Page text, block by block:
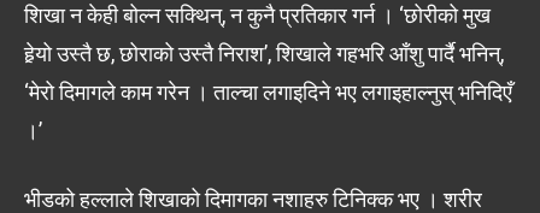
शिखा न केही बोल्न सक्थिन्, न कुनै प्रतिकार गर्न । ‘छोरीको मुख
हेर्‍यो उस्तै छ, छोराको उस्तै निराश’, शिखाले गहभरि आँशु पार्दै भनिन्,
‘मेरो दिमागले काम गरेन । ताल्चा लगाइदिने भए लगाइहाल्नुस् भनिदिएँ
।’
भीडको हल्लाले शिखाको दिमागका नशाहरु टिनिक्क भए । शरीर